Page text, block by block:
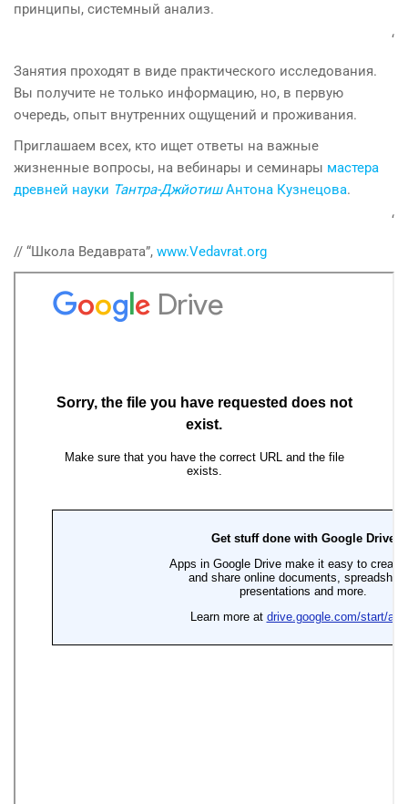
принципы, системный анализ.
‘
Занятия проходят в виде практического исследования.
Вы получите не только информацию, но, в первую
очередь, опыт внутренних ощущений и проживания.
Приглашаем всех, кто ищет ответы на важные
жизненные вопросы, на вебинары и семинары мастера
древней науки Тантра-ДжйотишАнтона Кузнецова.
‘
// “Школа Ведаврата”, www.Vedavrat.org